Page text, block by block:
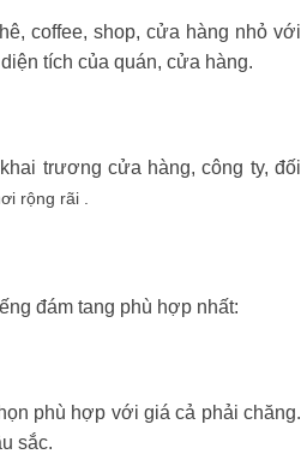
coffee, shop, cửa hàng nhỏ với
tích của quán, cửa hàng.
trương cửa hàng, công ty, đối
rộng rãi .
đám tang phù hợp nhất:
phù hợp với giá cả phải chăng.
sắc.